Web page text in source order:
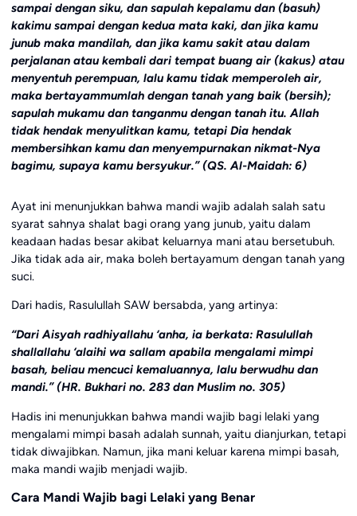
sampai dengan siku, dan sapulah kepalamu dan (basuh)
kakimu sampai dengan kedua mata kaki, dan jika kamu
junub maka mandilah, dan jika kamu sakit atau dalam
perjalanan atau kembali dari tempat buang air (kakus) atau
menyentuh perempuan, lalu kamu tidak memperoleh air,
maka bertayammumlah dengan tanah yang baik (bersih);
sapulah mukamu dan tanganmu dengan tanah itu. Allah
tidak hendak menyulitkan kamu, tetapi Dia hendak
membersihkan kamu dan menyempurnakan nikmat-Nya
bagimu, supaya kamu bersyukur.” (QS. Al-Maidah: 6)
Ayat ini menunjukkan bahwa mandi wajib adalah salah satu
syarat sahnya shalat bagi orang yang junub, yaitu dalam
keadaan hadas besar akibat keluarnya mani atau bersetubuh.
Jika tidak ada air, maka boleh bertayamum dengan tanah yang
suci.
Dari hadis, Rasulullah SAW bersabda, yang artinya:
“Dari Aisyah radhiyallahu ‘anha, ia berkata: Rasulullah
shallallahu ‘alaihi wa sallam apabila mengalami mimpi
basah, beliau mencuci kemaluannya, lalu berwudhu dan
mandi.” (HR. Bukhari no. 283 dan Muslim no. 305)
Hadis ini menunjukkan bahwa mandi wajib bagi lelaki yang
mengalami mimpi basah adalah sunnah, yaitu dianjurkan, tetapi
tidak diwajibkan. Namun, jika mani keluar karena mimpi basah,
maka mandi wajib menjadi wajib.
Cara Mandi Wajib bagi Lelaki yang Benar